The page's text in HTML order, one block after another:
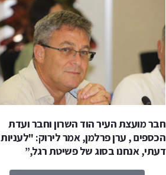
חבר מועצת העיר הוד השרון וחבר ועדת
הכספים , ערן פרלמן, אמר לירוק: "לעניות
דעתי, אנחנו בסוג של פשיטת רגל,”